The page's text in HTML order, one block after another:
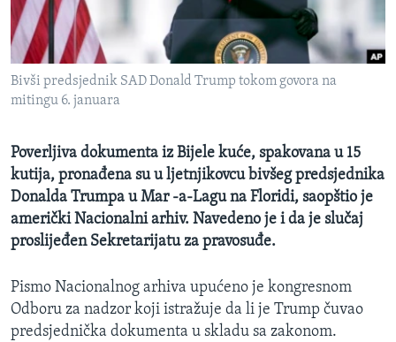
MAGAZIN
O GLASU AMERIKE
Learning English
PRATITE NAS
Jezici
Bivši predsjednik SAD Donald Trump tokom govora na
mitingu 6. januara
Poverljiva dokumenta iz Bijele kuće, spakovana u 15
kutija, pronađena su u ljetnjikovcu bivšeg predsjednika
Donalda Trumpa u Mar -a-Lagu na Floridi, saopštio je
američki Nacionalni arhiv. Navedeno je i da je slučaj
proslijeđen Sekretarijatu za pravosuđe.
Pismo Nacionalnog arhiva upućeno je kongresnom
Odboru za nadzor koji istražuje da li je Trump čuvao
predsjednička dokumenta u skladu sa zakonom.